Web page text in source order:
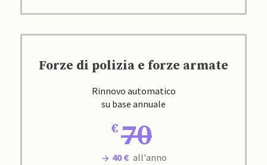
Forze di polizia e forze armate
Rinnovo automatico
su base annuale
70
40 € all'anno